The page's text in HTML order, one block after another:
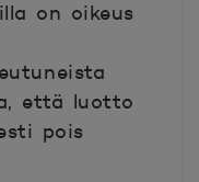
on oikeus
että luotto
pois